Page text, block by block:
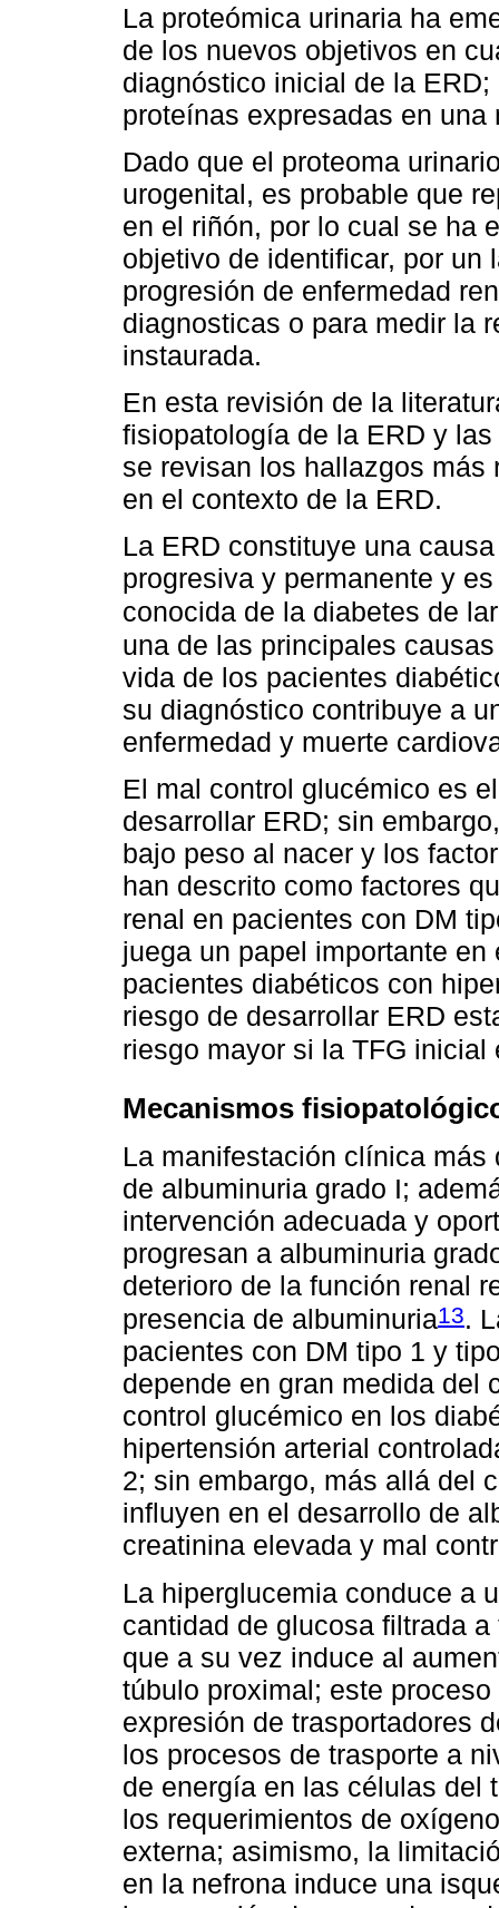
La proteómica urinaria ha
de los nuevos objetivos en
diagnóstico inicial de la
proteínas expresadas en
Dado que el proteoma
urogenital, es probable que
en el riñón, por lo cual se ha
objetivo de identificar, por un
progresión de enfermedad
diagnosticas o para medir la
instaurada.
En esta revisión de la
fisiopatología de la ERD y
se revisan los hallazgos más
en el contexto de la ERD.
La ERD constituye una
progresiva y permanente y
conocida de la diabetes de
una de las principales
vida de los pacientes
su diagnóstico contribuye a
enfermedad y muerte
El mal control glucémico es
desarrollar ERD; sin
bajo peso al nacer y los
han descrito como factores
renal en pacientes con DM
juega un papel importante
pacientes diabéticos con
riesgo de desarrollar ERD
riesgo mayor si la TFG inicial
Mecanismos
La manifestación clínica
de albuminuria grado I;
intervención adecuada y
progresan a albuminuria
deterioro de la función renal
presencia de albuminuria13.
pacientes con DM tipo 1 y
depende en gran medida del
control glucémico en los
hipertensión arterial
2; sin embargo, más allá del
influyen en el desarrollo de
creatinina elevada y mal
La hiperglucemia conduce a
cantidad de glucosa filtrada
que a su vez induce al
túbulo proximal; este
expresión de trasportadores
los procesos de trasporte a
de energía en las células del
los requerimientos de
externa; asimismo, la
en la nefrona induce una